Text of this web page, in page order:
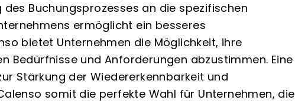
Buchungsprozesses an die spezifischen
ermöglicht ein besseres
bietet Unternehmen die Möglichkeit, ihre
Bedürfnisse und Anforderungen abzustimmen. Eine
Stärkung der Wiedererkennbarkeit und
somit die perfekte Wahl für Unternehmen, die